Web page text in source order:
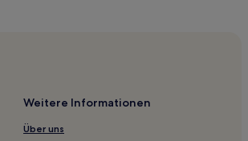
Weitere Informationen
Über uns